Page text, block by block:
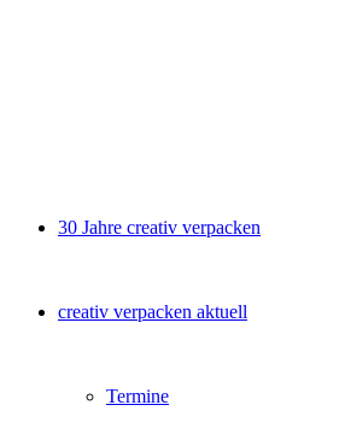
30 Jahre creativ verpacken
creativ verpacken aktuell
Termine